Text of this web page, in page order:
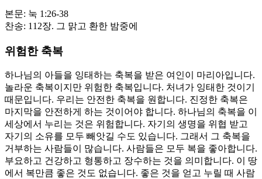
본문: 눅 1:26-38
찬송: 112장. 그 맑고 환한 밤중에
위험한 축복
하나님의 아들을 잉태하는 축복을 받은 여인이 마리아입니다.
놀라운 축복이지만 위험한 축복입니다. 처녀가 잉태한 것이기
때문입니다. 우리는 안전한 축복을 원합니다. 진정한 축복은
마지막을 안전하게 하는 것이어야 합니다. 하나님의 축복을 이
세상에서 누리는 것은 위험합니다. 자기의 생명을 위협 받고
자기의 소유를 모두 빼앗길 수도 있습니다. 그래서 그 축복을
거부하는 사람들이 많습니다. 사람들은 모두 복을 좋아합니다.
부요하고 건강하고 형통하고 장수하는 것을 의미합니다. 이 땅
에서 복만큼 좋은 것도 없습니다. 좋은 것을 얻고 누릴 때 사람